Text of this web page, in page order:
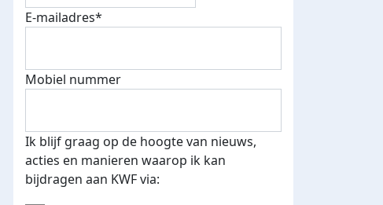
E-mails verstuurd
€500 euro opgehaald: t-shirt
E-mailadres*
Mobiel nummer
Ik blijf graag op de hoogte van nieuws,
acties en manieren waarop ik kan
bijdragen aan KWF via: